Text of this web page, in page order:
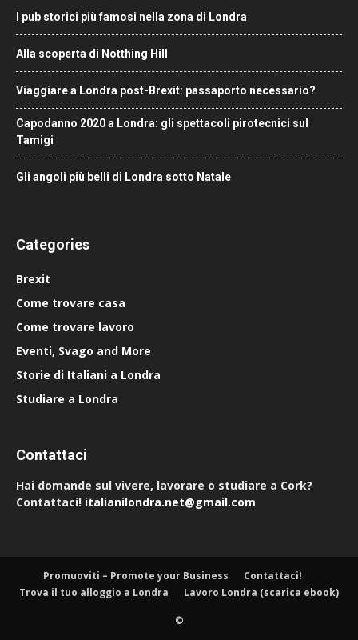
I pub storici più famosi nella zona di Londra
Alla scoperta di Notthing Hill
Viaggiare a Londra post-Brexit: passaporto necessario?
Capodanno 2020 a Londra: gli spettacoli pirotecnici sul
Tamigi
Gli angoli più belli di Londra sotto Natale
Categories
Brexit
Come trovare casa
Come trovare lavoro
Eventi, Svago and More
Storie di Italiani a Londra
Studiare a Londra
Contattaci
Hai domande sul vivere, lavorare o studiare a Cork?
Contattaci! italianilondra.net@gmail.com
Promuoviti – Promote your Business
Contattaci!
Trova il tuo alloggio a Londra
Lavoro Londra (scarica ebook)
©